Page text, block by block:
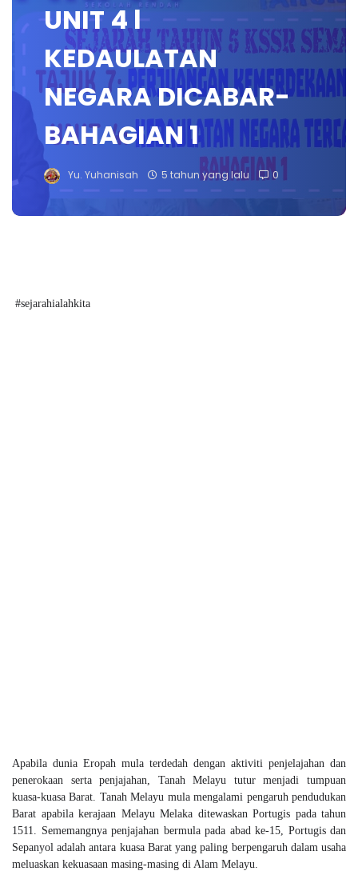
UNIT 4 l
KEDAULATAN
NEGARA DICABAR-
BAHAGIAN 1
Yu. Yuhanisah 5 tahun yang lalu 0
#sejarahialahkita
Apabila dunia Eropah mula terdedah dengan aktiviti penjelajahan dan
penerokaan serta penjajahan, Tanah Melayu tutur menjadi tumpuan
kuasa-kuasa Barat. Tanah Melayu mula mengalami pengaruh pendudukan
Barat apabila kerajaan Melayu Melaka ditewaskan Portugis pada tahun
1511. Sememangnya penjajahan bermula pada abad ke-15, Portugis dan
Sepanyol adalah antara kuasa Barat yang paling berpengaruh dalam usaha
meluaskan kekuasaan masing-masing di Alam Melayu.